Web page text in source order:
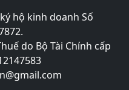
hộ kinh doanh Số
do Bộ Tài Chính cấp